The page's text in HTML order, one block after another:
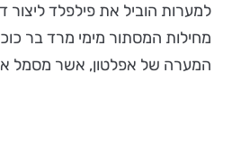
למערות הוביל את פילפלד ליצור
מחילות המסתור מימי מרד בר
המערה של אפלטון, אשר מסמל את